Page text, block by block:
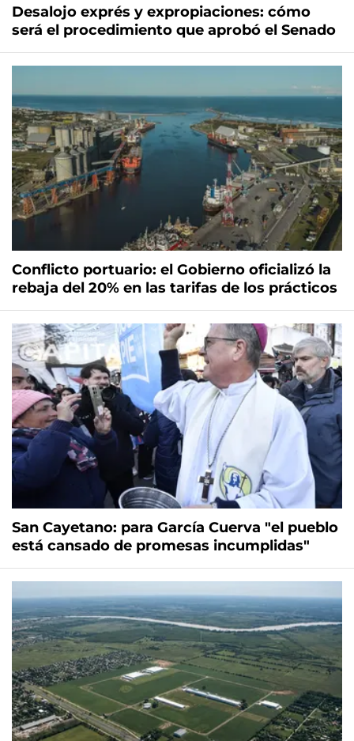
Desalojo exprés y expropiaciones: cómo
será el procedimiento que aprobó el Senado
Conflicto portuario: el Gobierno oficializó la
rebaja del 20% en las tarifas de los prácticos
San Cayetano: para García Cuerva "el pueblo
está cansado de promesas incumplidas"